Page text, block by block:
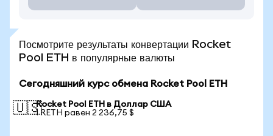
Посмотрите результаты конвертации Rocket
Pool ETH в популярные валюты
Сегодняшний курс обмена Rocket Pool ETH
🇺🇸Rocket Pool ETH в Доллар США
1 RETH равен 2 236,75 $